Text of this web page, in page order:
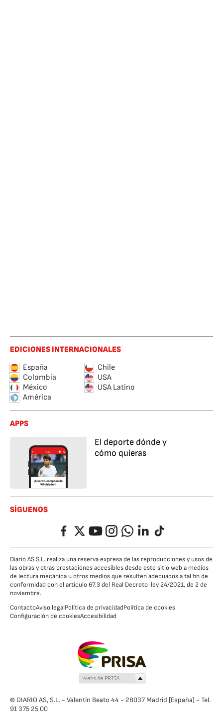
EDICIONES INTERNACIONALES
España
Chile
Colombia
USA
México
USA Latino
América
APPS
El deporte dónde y
cómo quieras
SÍGUENOS
FacebookTwitterYouTubeInstagramWhatsappLinkedIn
TikTok
Diario AS S.L. realiza una reserva expresa de las reproducciones y usos de
las obras y otras prestaciones accesibles desde este sitio web a medios
de lectura mecánica u otros medios que resulten adecuados a tal fin de
conformidad con el artículo 67.3 del Real Decreto-ley 24/2021, de 2 de
noviembre.
ContactoAviso legalPolítica de privacidadPolítica de cookies
Configuración de cookiesAccesibilidad
© DIARIO AS, S.L. - Valentín Beato 44 - 28037 Madrid [España] - Tel.
91 375 25 00